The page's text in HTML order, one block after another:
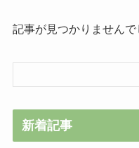
記事が見つかりませんで
新着記事